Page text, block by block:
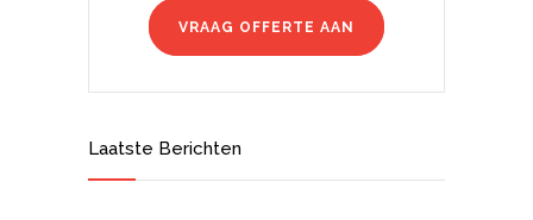
VRAAG OFFERTE AAN
Laatste Berichten